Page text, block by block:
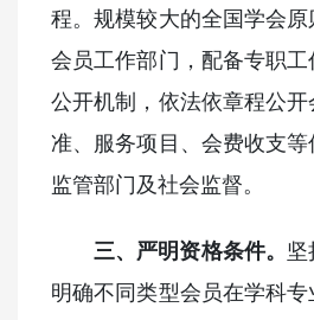
程。规模较大的全国学会
会员工作部门，配备专职
公开机制，依法依章程公
准、服务项目、会费收支等
监管部门及社会监督。
三、严明资格条件。 坚
明确不同类型会员在学科